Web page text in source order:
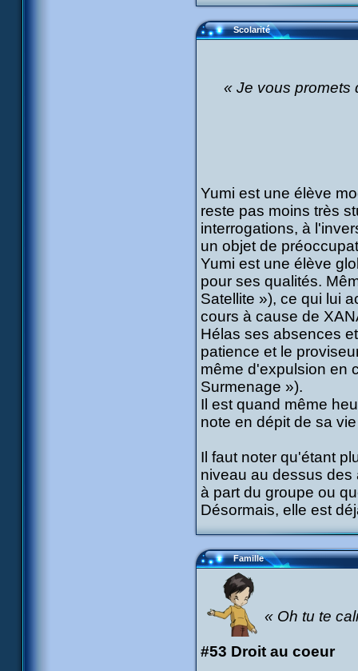
Scolarité
« Je vous promets
Yumi est une élève
reste pas moins très
interrogations, à
un objet de
Yumi est une élève
pour ses qualités.
Satellite »), ce qui lui
cours à cause de
Hélas ses absences
patience et le
même d'expulsion en
Surmenage »).
Il est quand même
note en dépit de sa
Il faut noter qu'étant
niveau au dessus des
à part du groupe ou
Désormais, elle est
Famille
« Oh tu te
#53 Droit au coeur